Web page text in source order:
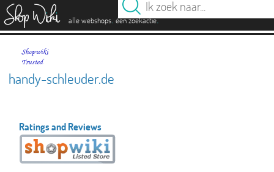
alle webshops. één zoekactie.
handy-schleuder.de
Ratings and Reviews